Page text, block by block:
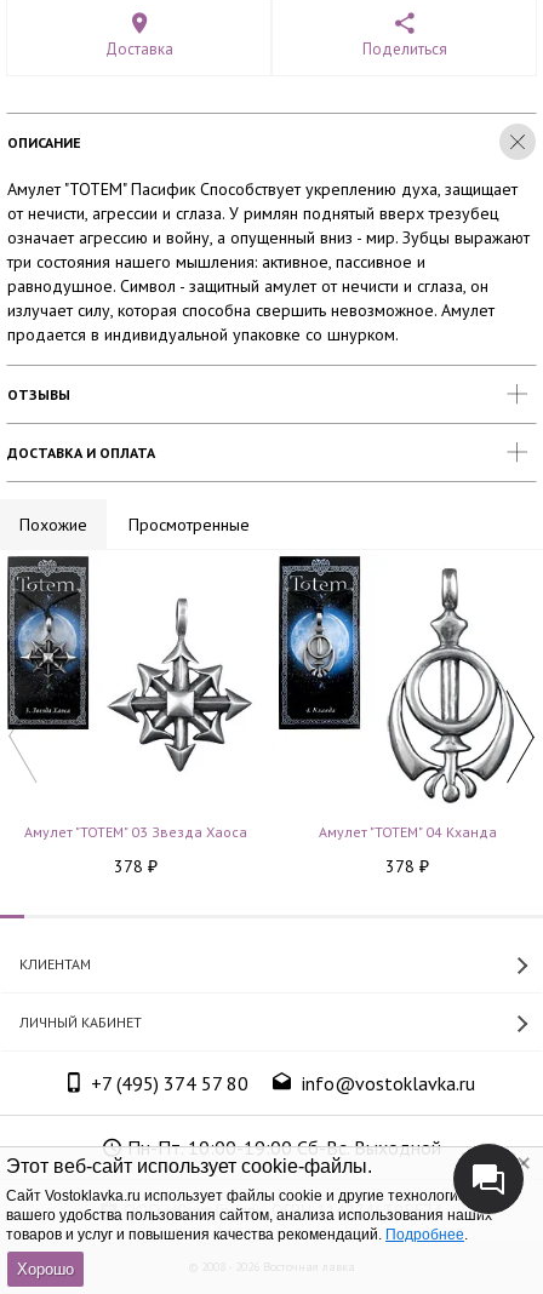
Этот веб-сайт использует cookie-файлы.
Cайт Vostoklavka.ru использует файлы cookie и другие технологии для
вашего удобства пользования сайтом, анализа использования наших
товаров и услуг и повышения качества рекомендаций. Подробнее.
Хорошо
Доставка Поделиться
ОПИСАНИЕ
Амулет "TOTEM" Пасифик Способствует укреплению духа, защищает
от нечисти, агрессии и сглаза. У римлян поднятый вверх трезубец
означает агрессию и войну, а опущенный вниз - мир. Зубцы выражают
три состояния нашего мышления: активное, пассивное и
равнодушное. Символ - защитный амулет от нечисти и сглаза, он
излучает силу, которая способна свершить невозможное. Амулет
продается в индивидуальной упаковке со шнурком.
ОТЗЫВЫ
ДОСТАВКА И ОПЛАТА
Похожие Просмотренные
Амулет "TOTEM" 03 Звезда Хаоса
378 ₽
Амулет "TOTEM" 04 Кханда
378 ₽
КЛИЕНТАМ
ЛИЧНЫЙ КАБИНЕТ
+7 (495) 374 57 80 info@vostoklavka.ru
Пн-Пт. 10:00-19:00 Сб-Вс. Выходной
ООО «Юнит Групп», ОГРН 1147746305574